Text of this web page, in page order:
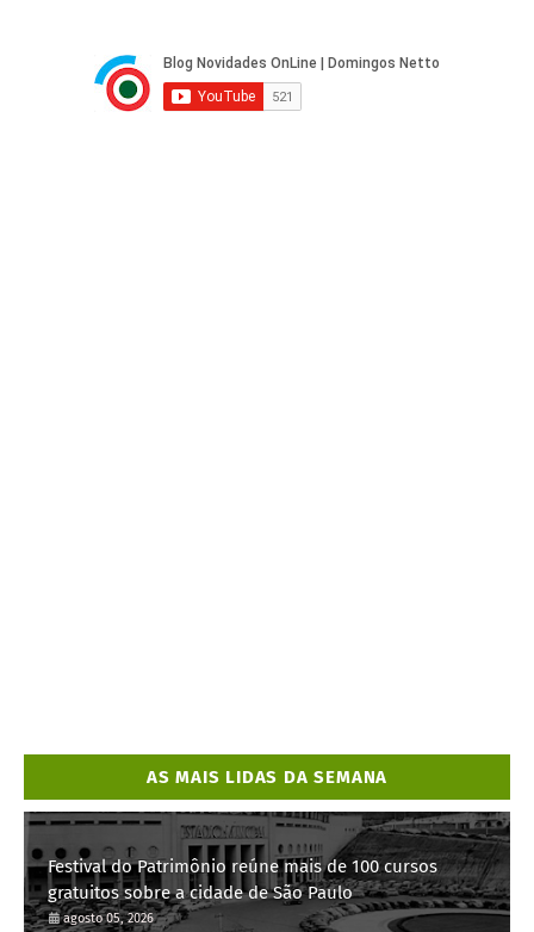
AS MAIS LIDAS DA SEMANA
Festival do Patrimônio reúne mais de 100 cursos
gratuitos sobre a cidade de São Paulo
agosto 05, 2026